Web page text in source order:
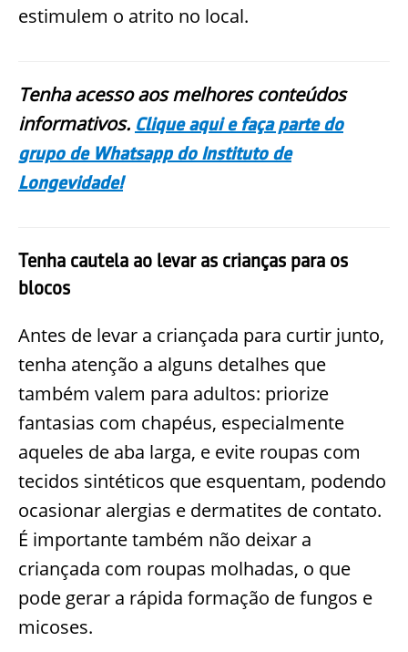
estimulem o atrito no local.
Tenha acesso aos melhores conteúdos
informativos. Clique aqui e faça parte do
grupo de Whatsapp do Instituto de
Longevidade!
Tenha cautela ao levar as crianças para os
blocos
Antes de levar a criançada para curtir junto,
tenha atenção a alguns detalhes que
também valem para adultos: priorize
fantasias com chapéus, especialmente
aqueles de aba larga, e evite roupas com
tecidos sintéticos que esquentam, podendo
ocasionar alergias e dermatites de contato.
É importante também não deixar a
criançada com roupas molhadas, o que
pode gerar a rápida formação de fungos e
micoses.